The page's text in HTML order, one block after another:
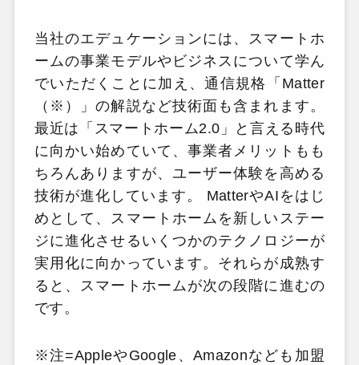
当社のエデュケーションには、スマートホ
ームの事業モデルやビジネスについて学ん
でいただくことに加え、通信規格「Matter
（※）」の解説など技術面も含まれます。
最近は「スマートホーム2.0」と言える時代
に向かい始めていて、事業者メリットもも
ちろんありますが、ユーザー体験を高める
技術が進化しています。 MatterやAIをはじ
めとして、スマートホームを新しいステー
ジに進化させるいくつかのテクノロジーが
実用化に向かっています。それらが成熟す
ると、スマートホームが次の段階に進むの
です。
※注=AppleやGoogle、Amazonなども加盟